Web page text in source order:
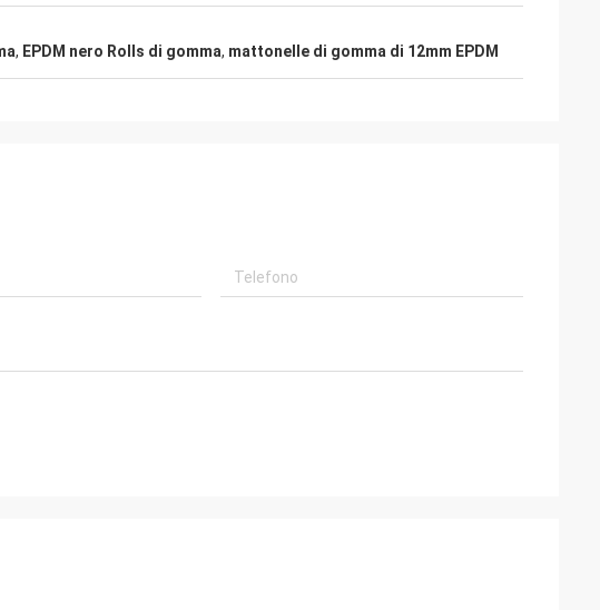
, EPDM nero Rolls di gomma, mattonelle di gomma di 12mm EPDM